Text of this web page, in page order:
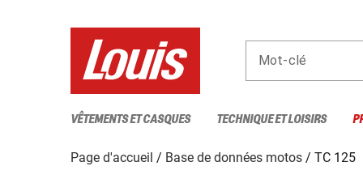
Mot-clé
VÊTEMENTS ET CASQUES TECHNIQUE ET LOISIRS
Page d'accueil Base de données motos
TC 125